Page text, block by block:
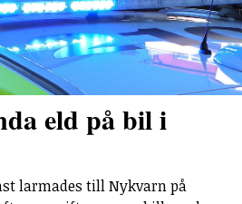
eld på bil i
larmades till Nykvarn på